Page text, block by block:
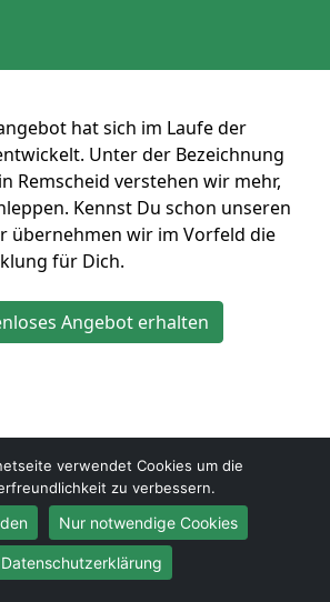
hat sich im Laufe der
Unter der Bezeichnung
Remscheid verstehen wir mehr,
Kennst Du schon unseren
übernehmen wir im Vorfeld die
für Dich.
Angebot erhalten
verwendet Cookies um die
zu verbessern.
Nur notwendige Cookies
Datenschutzerklärung